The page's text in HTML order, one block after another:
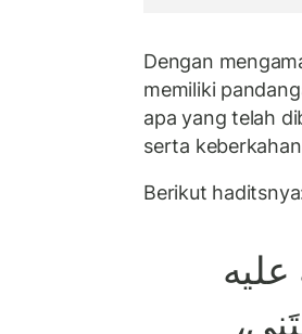
Dengan
memiliki
apa yang telah
serta
Berikut